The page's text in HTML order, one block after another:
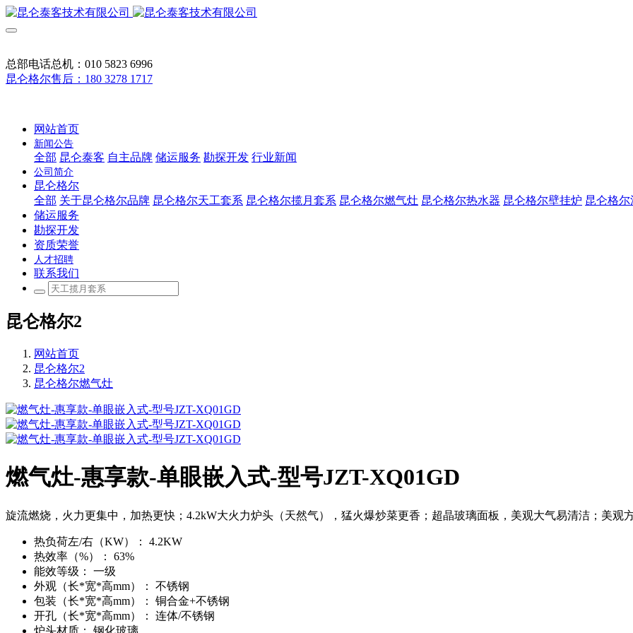
总部电话总机：010 5823 6996
昆仑格尔售后：180 3278 1717
网站首页
新闻公告
全部 昆仑泰客 自主品牌 储运服务 勘探开发 行业新闻
公司简介
昆仑格尔
全部 关于昆仑格尔品牌 昆仑格尔天工套系 昆仑格尔揽月套系 昆仑格尔燃气灶 昆仑格尔热水器 昆仑格尔壁挂炉 昆仑格
储运服务
勘探开发
资质荣誉
人才招聘
联系我们
昆仑格尔2
网站首页
昆仑格尔2
昆仑格尔燃气灶
燃气灶-惠享款-单眼嵌入式-型号JZT-XQ01GD
旋流燃烧，火力更集中，加热更快；4.2kW大火力炉头（天然气），猛火爆炒菜更香；超晶玻璃面板，美观大气易清洁；美观方
热负荷左/右（KW）：
4.2KW
热效率（%）：
63%
能效等级：
一级
外观（长*宽*高mm）：
不锈钢
包装（长*宽*高mm）：
铜合金+不锈钢
开孔（长*宽*高mm）：
连体/不锈钢
炉头材质：
钢化玻璃